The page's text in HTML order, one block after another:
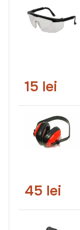
15 lei
45 lei